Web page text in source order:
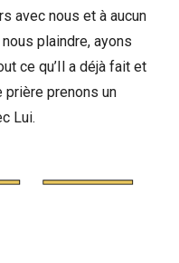
avec nous et à aucun
plaindre, ayons
ce qu’Il a déjà fait et
prière prenons un
Lui.